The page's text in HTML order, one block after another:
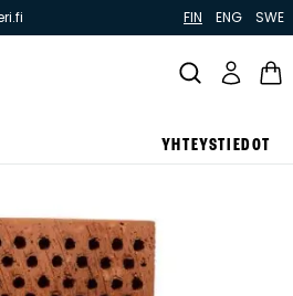
FIN ENG SWE
YHTEYSTIEDOT